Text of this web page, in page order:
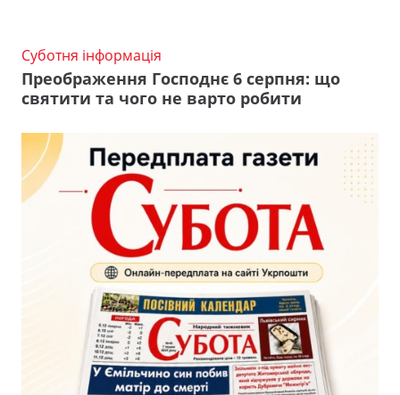
Суботня інформація
Преображення Господнє 6 серпня: що
святити та чого не варто робити